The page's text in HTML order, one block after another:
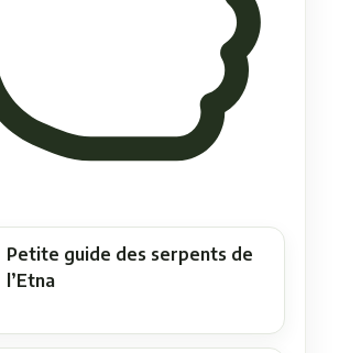
Petite guide des serpents de
l’Etna